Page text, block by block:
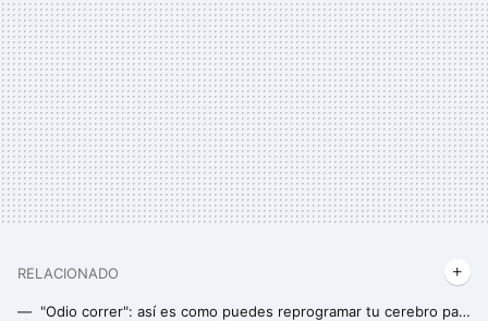
RELACIONADO
"Odio correr": así es como puedes reprogramar tu cerebro para amar el running y engancharte al deporte